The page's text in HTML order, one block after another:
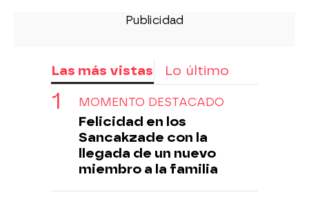
Las más vistas Lo último
MOMENTO DESTACADO
Felicidad en los
Sancakzade con la
llegada de un nuevo
miembro a la familia